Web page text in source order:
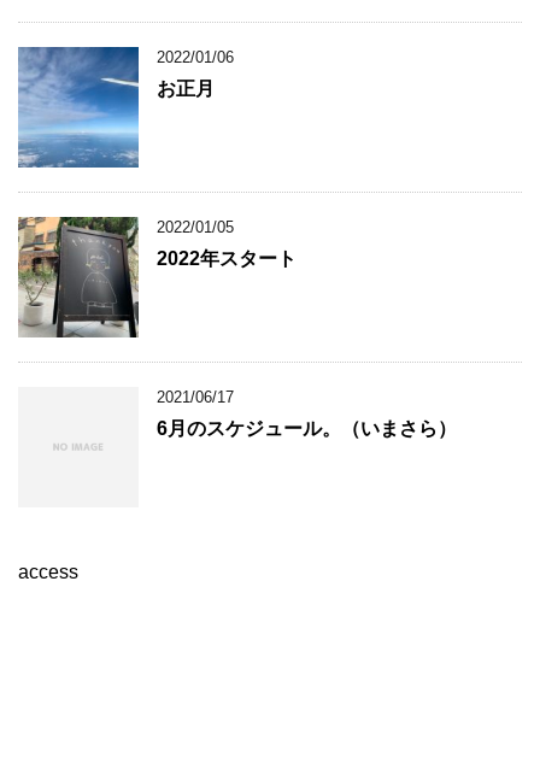
2022/01/06
お正月
2022/01/05
2022年スタート
2021/06/17
6月のスケジュール。（いまさら）
access